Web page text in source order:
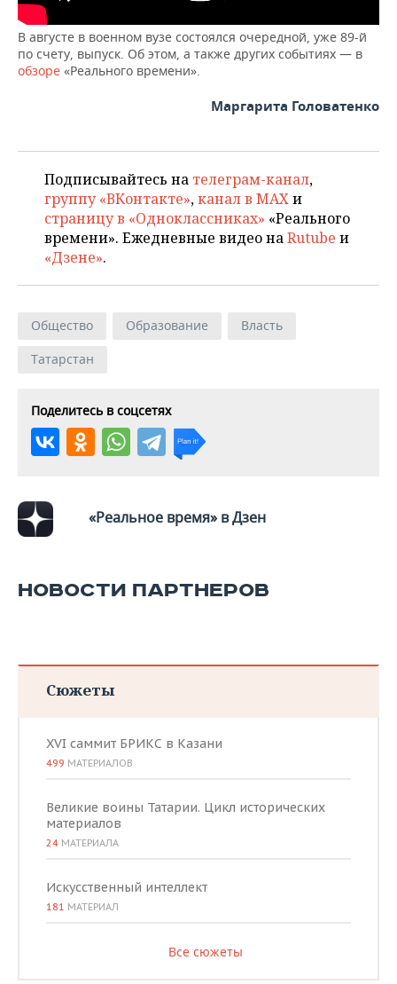
ХОККЕЙ С МЯЧОМ
ПРОИСШЕСТВИЯ
В августе в военном вузе состоялся очередной, уже 89-й
по счету, выпуск. Об этом, а также других событиях — в
обзоре «Реального времени».
Маргарита Головатенко
Подписывайтесь на телеграм-канал,
группу «ВКонтакте»,канал в MAXи
страницу в «Одноклассниках» «Реального
времени». Ежедневные видео наRutube и
«Дзене».
Общество Образование
Власть
Татарстан
Поделитесь в соцсетях
«Реальное время» в Дзен
НОВОСТИ ПАРТНЕРОВ
Сюжеты
XVI саммит БРИКС в Казани
499 МАТЕРИАЛОВ
Великие воины Татарии. Цикл исторических
материалов
24 МАТЕРИАЛА
Искусственный интеллект
181 МАТЕРИАЛ
Все сюжеты